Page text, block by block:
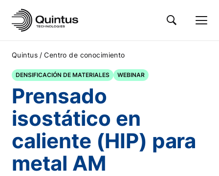
Quintus / Centro de conocimiento
DENSIFICACIÓN DE MATERIALES WEBINAR
Prensado
isostático en
caliente (HIP) para
metal AM